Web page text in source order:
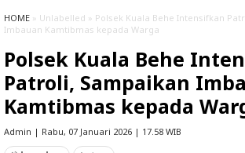
HOME » Unlabelled » Polsek Kuala Behe Intensifkan
Imbauan Kamtibmas kepada Warga
Polsek Kuala Behe
Patroli, Sampaikan
Kamtibmas kepada
Admin | Rabu, 07 Januari 2026 | 17.58 WIB